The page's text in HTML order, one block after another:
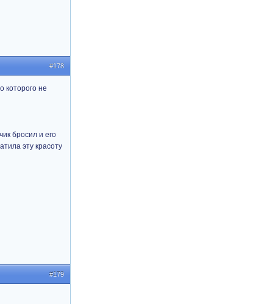
#178
которого не
бросил и его
эту красоту
#179